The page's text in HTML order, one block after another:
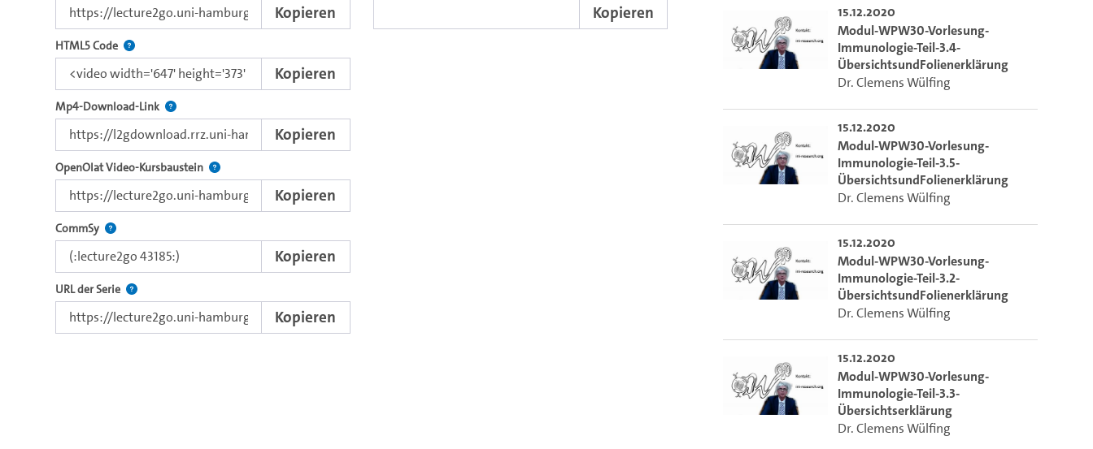
Kopieren
HTML5 Code Nutzen Sie diesen Code, um das Video mit dem browsereigenen Video-Player einzubetten (HTML5).
Kopieren
Mp4-Download-Link Kopieren Sie den Download-Link dieses Videos.
Kopieren
OpenOlat Video-Kursbaustein Verwenden Sie diesen Link, um ein Video in den OpenOlat Video-Baustein einzubetten.
Kopieren
CommSy Nutzen Sie diesen Code, um das Video in CommSy einzubetten.
Kopieren
URL der Serie Der Link zur Serie.
Kopieren
Kopieren
15.12.2020
Modul-WPW30-Vorlesung-
Immunologie-Teil-3.4-
ÜbersichtsundFolienerklärung
Dr. Clemens Wülfing
15.12.2020
Modul-WPW30-Vorlesung-
Immunologie-Teil-3.5-
ÜbersichtsundFolienerklärung
Dr. Clemens Wülfing
15.12.2020
Modul-WPW30-Vorlesung-
Immunologie-Teil-3.2-
ÜbersichtsundFolienerklärung
Dr. Clemens Wülfing
15.12.2020
Modul-WPW30-Vorlesung-
Immunologie-Teil-3.3-
Übersichtserklärung
Dr. Clemens Wülfing